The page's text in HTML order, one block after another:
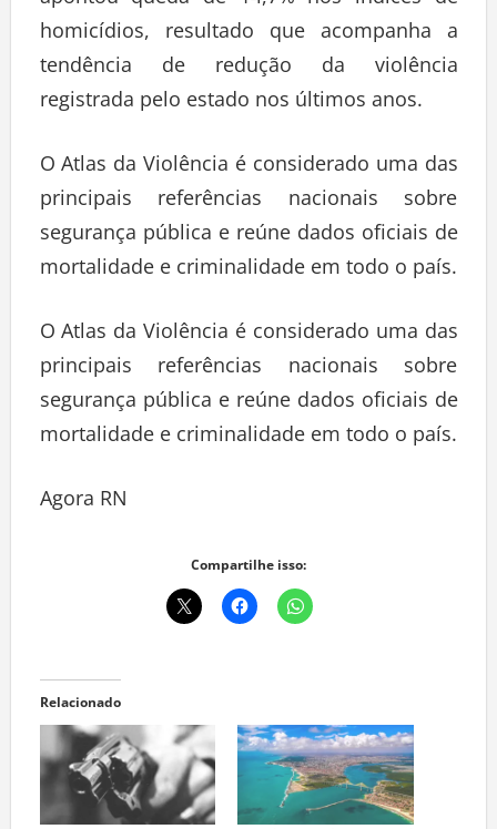
homicídios, resultado que acompanha a
tendência de redução da violência
registrada pelo estado nos últimos anos.
O Atlas da Violência é considerado uma das
principais referências nacionais sobre
segurança pública e reúne dados oficiais de
mortalidade e criminalidade em todo o país.
O Atlas da Violência é considerado uma das
principais referências nacionais sobre
segurança pública e reúne dados oficiais de
mortalidade e criminalidade em todo o país.
Agora RN
Compartilhe isso:
Relacionado